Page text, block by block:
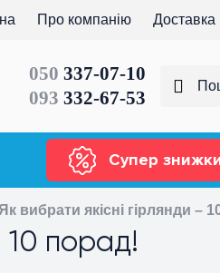
Про компанію Доставка
Супер
050 337-07-10
093 332-67-53
Як вибрати якісні гірлянди –
10 порад!